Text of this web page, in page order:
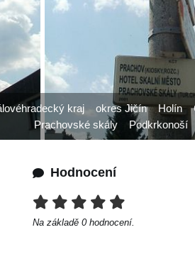
Hodnocení
Na základě 0 hodnocení.
kraj okres Jičín Holín
Prachovské skály
Podkrkonoší